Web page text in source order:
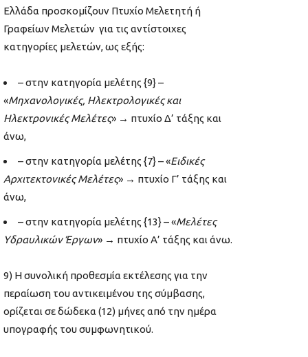
Ελλάδα προσκομίζουν Πτυχίο Μελετητή ή
Γραφείων Μελετών για τις αντίστοιχες
κατηγορίες μελετών, ως εξής:
– στην κατηγορία μελέτης {9} –
«Μηχανολογικές, Ηλεκτρολογικές και
Ηλεκτρονικές Μελέτες» → πτυχίο Δ’ τάξης και
άνω,
– στην κατηγορία μελέτης {7} – «Ειδικές
Αρχιτεκτονικές Μελέτες» → πτυχίο Γ’ τάξης και
άνω,
– στην κατηγορία μελέτης {13} – «Μελέτες
Υδραυλικών Έργων» → πτυχίο Α’ τάξης και άνω.
9) Η συνολική προθεσμία εκτέλεσης για την
περαίωση του αντικειμένου της σύμβασης,
ορίζεται σε δώδεκα (12) μήνες από την ημέρα
υπογραφής του συμφωνητικού.